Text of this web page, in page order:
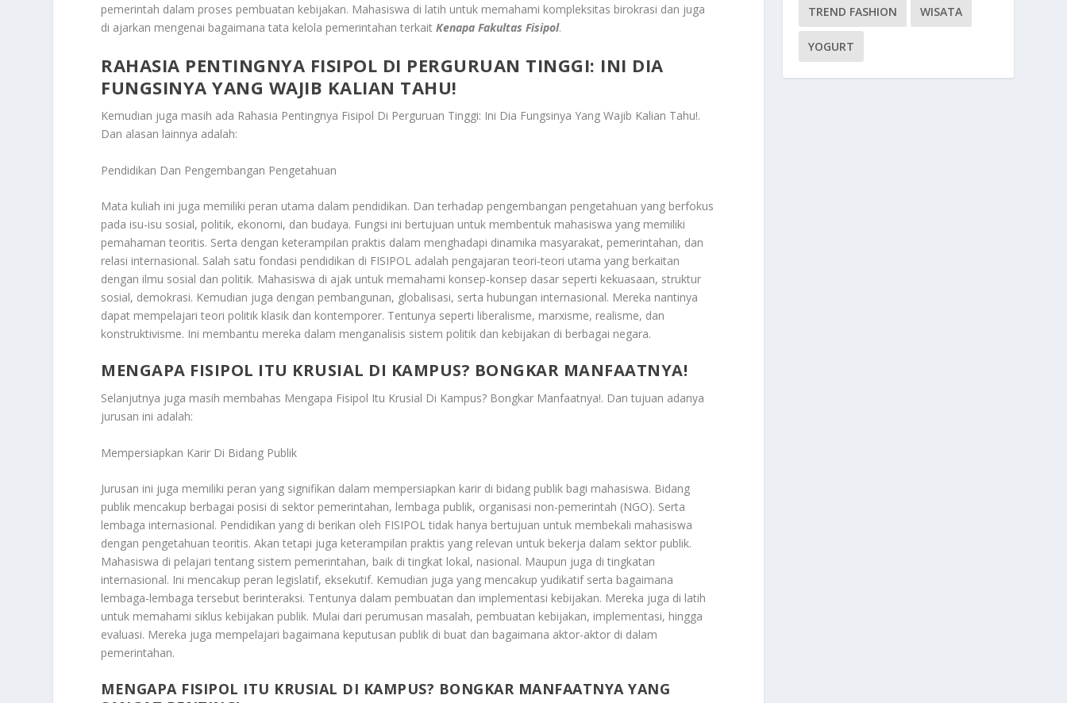
pemerintah dalam proses pembuatan kebijakan. Mahasiswa di latih untuk memahami kompleksitas birokrasi dan juga
di ajarkan mengenai bagaimana tata kelola pemerintahan terkaitKenapa Fakultas Fisipol.
RAHASIA PENTINGNYA FISIPOL DI PERGURUAN TINGGI: INI DIA
FUNGSINYA YANG WAJIB KALIAN TAHU!
Kemudian juga masih ada Rahasia Pentingnya Fisipol Di Perguruan Tinggi: Ini Dia Fungsinya Yang Wajib Kalian Tahu!.
Dan alasan lainnya adalah:
Pendidikan Dan Pengembangan Pengetahuan
Mata kuliah ini juga memiliki peran utama dalam pendidikan. Dan terhadap pengembangan pengetahuan yang berfokus
pada isu-isu sosial, politik, ekonomi, dan budaya. Fungsi ini bertujuan untuk membentuk mahasiswa yang memiliki
pemahaman teoritis. Serta dengan keterampilan praktis dalam menghadapi dinamika masyarakat, pemerintahan, dan
relasi internasional. Salah satu fondasi pendidikan di FISIPOL adalah pengajaran teori-teori utama yang berkaitan
dengan ilmu sosial dan politik. Mahasiswa di ajak untuk memahami konsep-konsep dasar seperti kekuasaan, struktur
sosial, demokrasi. Kemudian juga dengan pembangunan, globalisasi, serta hubungan internasional. Mereka nantinya
dapat mempelajari teori politik klasik dan kontemporer. Tentunya seperti liberalisme, marxisme, realisme, dan
konstruktivisme. Ini membantu mereka dalam menganalisis sistem politik dan kebijakan di berbagai negara.
MENGAPA FISIPOL ITU KRUSIAL DI KAMPUS? BONGKAR MANFAATNYA!
Selanjutnya juga masih membahas Mengapa Fisipol Itu Krusial Di Kampus? Bongkar Manfaatnya!. Dan tujuan adanya
jurusan ini adalah:
Mempersiapkan Karir Di Bidang Publik
Jurusan ini juga memiliki peran yang signifikan dalam mempersiapkan karir di bidang publik bagi mahasiswa. Bidang
publik mencakup berbagai posisi di sektor pemerintahan, lembaga publik, organisasi non-pemerintah (NGO). Serta
lembaga internasional. Pendidikan yang di berikan oleh FISIPOL tidak hanya bertujuan untuk membekali mahasiswa
dengan pengetahuan teoritis. Akan tetapi juga keterampilan praktis yang relevan untuk bekerja dalam sektor publik.
Mahasiswa di pelajari tentang sistem pemerintahan, baik di tingkat lokal, nasional. Maupun juga di tingkatan
internasional. Ini mencakup peran legislatif, eksekutif. Kemudian juga yang mencakup yudikatif serta bagaimana
lembaga-lembaga tersebut berinteraksi. Tentunya dalam pembuatan dan implementasi kebijakan. Mereka juga di latih
untuk memahami siklus kebijakan publik. Mulai dari perumusan masalah, pembuatan kebijakan, implementasi, hingga
evaluasi. Mereka juga mempelajari bagaimana keputusan publik di buat dan bagaimana aktor-aktor di dalam
pemerintahan.
MENGAPA FISIPOL ITU KRUSIAL DI KAMPUS? BONGKAR MANFAATNYA YANG
TREND FASHION WISATA
YOGURT